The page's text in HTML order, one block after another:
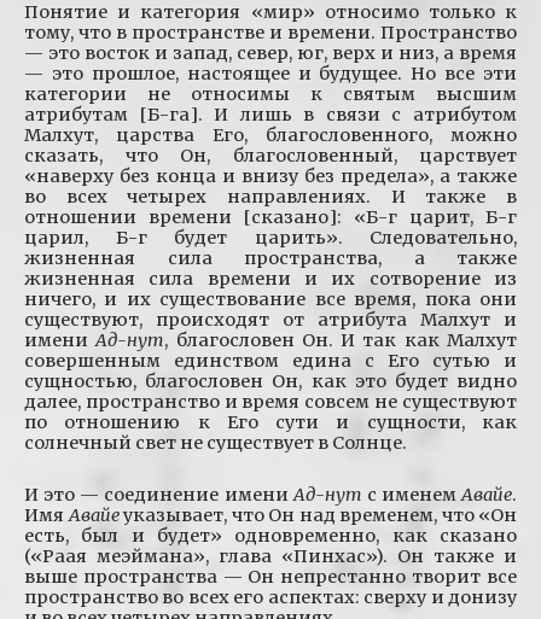
Понятие и категория «мир» относимо только к
тому, что в пространстве и времени. Пространство
— это восток и запад, север, юг, верх и низ, а время
— это прошлое, настоящее и будущее. Но все эти
категории не относимы к святым высшим
атрибутам [Б-га]. И лишь в связи с атрибутом
Малхут, царства Его, благословенного, можно
сказать, что Он, благословенный, царствует
«наверху без конца и внизу без предела», а также
во всех четырех направлениях. И также в
отношении времени [сказано]: «Б-г царит, Б-г
царил, Б-г будет царить». Следовательно,
жизненная сила пространства, а также
жизненная сила времени и их сотворение из
ничего, и их существование все время, пока они
существуют, происходят от атрибута Малхут и
имениАд-нут, благословен Он. И так как Малхут
совершенным единством едина с Его сутью и
сущностью, благословен Он, как это будет видно
далее, пространство и время совсем не существуют
по отношению к Его сути и сущности, как
солнечный свет не существует в Солнце.
И это — соединение имениАд-нут с именемАвайе.
ИмяАвайеуказывает, что Он над временем, что «Он
есть, был и будет» одновременно, как сказано
(«Раая меэймана», глава «Пинхас»). Он также и
выше пространства — Он непрестанно творит все
пространство во всех его аспектах: сверху и донизу